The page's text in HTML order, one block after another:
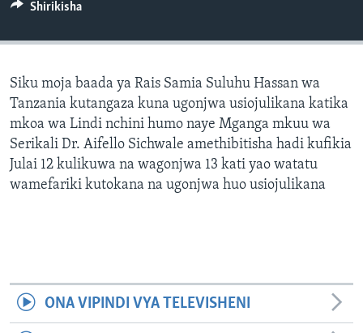
Shirikisha
Siku moja baada ya Rais Samia Suluhu Hassan wa
Tanzania kutangaza kuna ugonjwa usiojulikana katika
mkoa wa Lindi nchini humo naye Mganga mkuu wa
Serikali Dr. Aifello Sichwale amethibitisha hadi kufikia
Julai 12 kulikuwa na wagonjwa 13 kati yao watatu
wamefariki kutokana na ugonjwa huo usiojulikana
ONA VIPINDI VYA TELEVISHENI